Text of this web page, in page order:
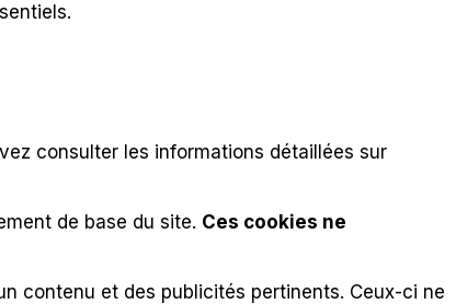
consulter les informations détaillées sur
de base du site. Ces cookies ne
contenu et des publicités pertinents. Ceux-ci ne